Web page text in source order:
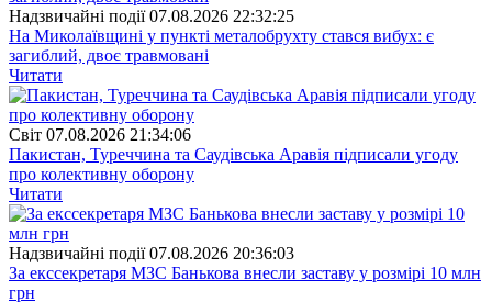
Надзвичайні події 07.08.2026 22:32:25
На Миколаївщині у пункті металобрухту стався вибух: є
загиблий, двоє травмовані
Читати
Свiт 07.08.2026 21:34:06
Пакистан, Туреччина та Саудівська Аравія підписали угоду
про колективну оборону
Читати
Надзвичайні події 07.08.2026 20:36:03
За екссекретаря МЗС Банькова внесли заставу у розмірі 10 млн
грн